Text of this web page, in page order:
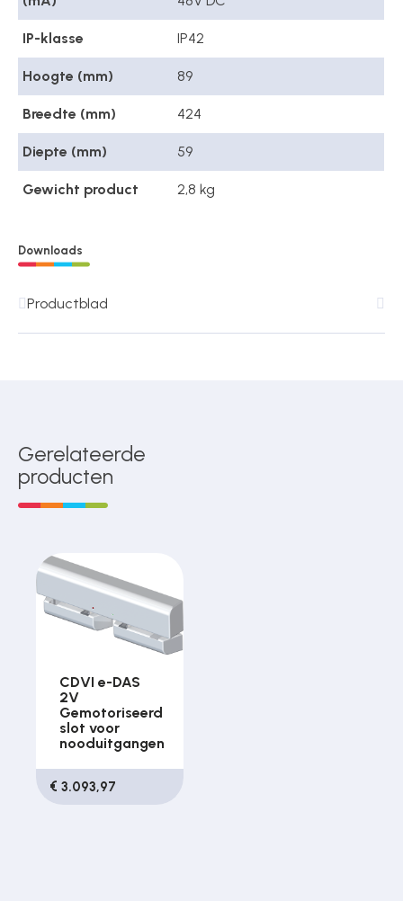
IP-klasse IP42
Hoogte (mm) 89
Breedte (mm) 424
Diepte (mm) 59
Gewicht product 2,8 kg
Downloads
Productblad
Gerelateerde
producten
CDVI e-DAS
2V
Gemotoriseerd
slot voor
nooduitgangen
€ 3.093,97